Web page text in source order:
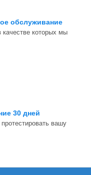
обслуживание
которых мы
30 дней
вашу